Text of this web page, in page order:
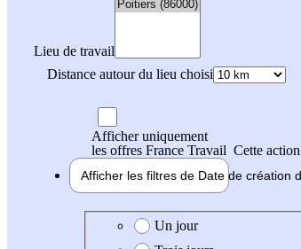
Lieu de travail
Distance autour du lieu choisi
Afficher uniquement
les offres France Travail Cette
Afficher les filtres de Date de création
Date de création de l'offre
Un jour